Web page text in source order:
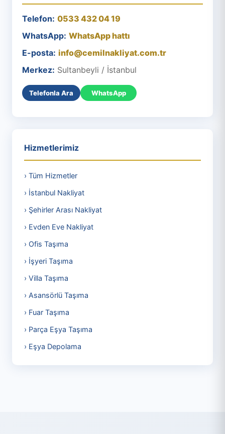
Telefon: 0533 432 04 19
WhatsApp: WhatsApp hattı
E-posta: info@cemilnakliyat.com.tr
Merkez: Sultanbeyli / İstanbul
Telefonla Ara WhatsApp
Hizmetlerimiz
› Tüm Hizmetler
› İstanbul Nakliyat
› Şehirler Arası Nakliyat
› Evden Eve Nakliyat
› Ofis Taşıma
› İşyeri Taşıma
› Villa Taşıma
› Asansörlü Taşıma
› Fuar Taşıma
› Parça Eşya Taşıma
› Eşya Depolama